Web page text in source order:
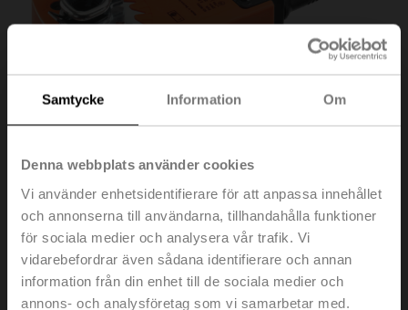
Samtycke Information Om
Denna webbplats använder cookies
Vi använder enhetsidentifierare för att anpassa innehållet
och annonserna till användarna, tillhandahålla funktioner
för sociala medier och analysera vår trafik. Vi
vidarebefordrar även sådana identifierare och annan
information från din enhet till de sociala medier och
annons- och analysföretag som vi samarbetar med.
TF230-S